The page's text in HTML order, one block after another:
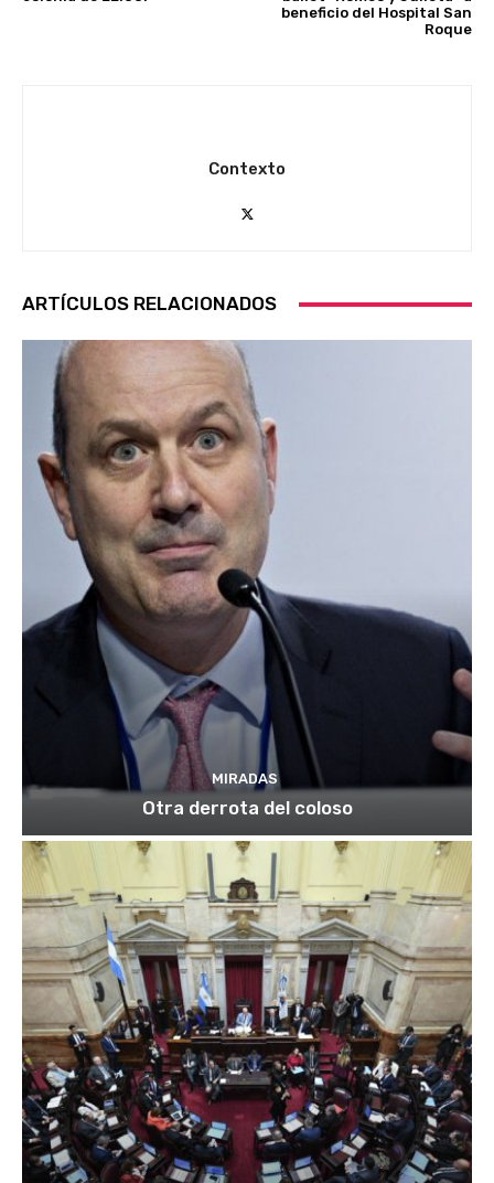
beneficio del Hospital San
Roque
Contexto
ARTÍCULOS RELACIONADOS
MIRADAS
Otra derrota del coloso